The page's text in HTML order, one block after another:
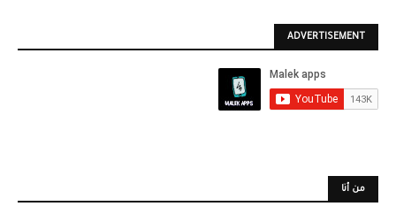
ADVERTISEMENT
من أنا